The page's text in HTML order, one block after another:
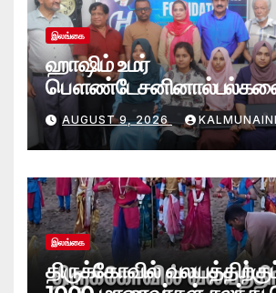
இலங்கை
ஹாஷிம் உமர்
மாணவர்களுக்குமடி
அன்பளிப்பு.!
AUGUST 9, 2026
இலங்கை
திருக்கோவில்